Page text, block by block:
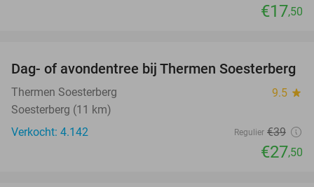
€17,50
29%
Dag- of avondentree bij Thermen Soesterberg
Thermen Soesterberg 9.5 star
Soesterberg (11 km)
Verkocht: 4.142
Regulier €39
€27,50